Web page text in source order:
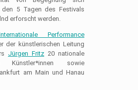
5 Tagen des Festivals
erforscht werden.
Performance
der künstlerischen Leitung
Jürgen Fritz 20 nationale
Künstler*innen sowie
am Main und Hanau